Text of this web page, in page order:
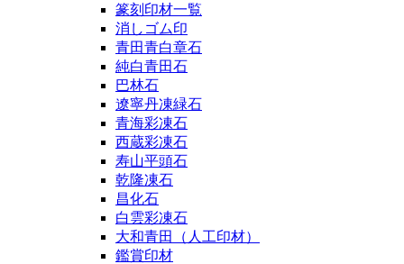
篆刻印材一覧
消しゴム印
青田青白章石
純白青田石
巴林石
遼寧丹凍緑石
青海彩凍石
西蔵彩凍石
寿山平頭石
乾隆凍石
昌化石
白雲彩凍石
大和青田（人工印材）
鑑賞印材